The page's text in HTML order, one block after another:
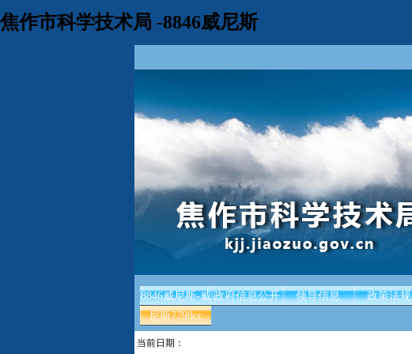
焦作市科学技术局 -8846威尼斯
8846威尼斯-威
尼斯7798cc
政府信息公开 领导信息 政策法规
当前日期：